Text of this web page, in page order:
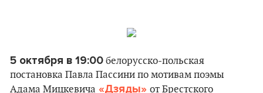
5 октября в 19:00 белорусско-польская
постановка Павла Пассини по мотивам поэмы
Адама Мицкевича «Дзяды» от Брестского